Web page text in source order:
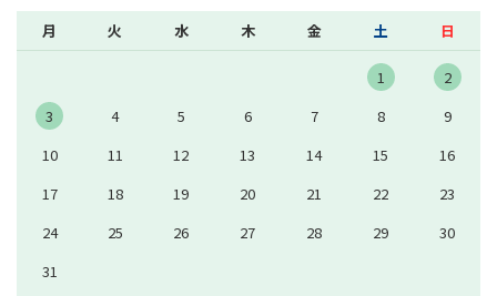
月 火 水 木 金 土 日
1
2
3
4 5 6 7 8
9
10
11 12 13 14 15
16
17
18 19 20 21 22
23
24
25 26 27 28 29
30
31